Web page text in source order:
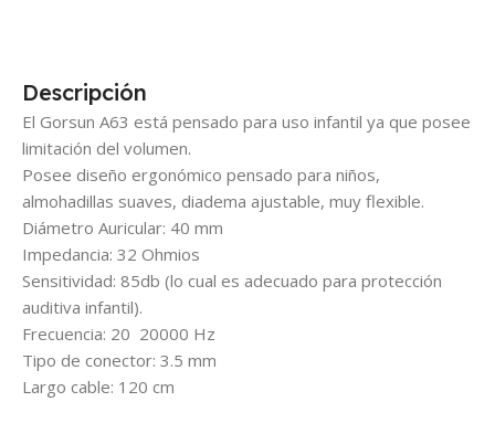
Descripción
El Gorsun A63 está pensado para uso infantil ya que posee
limitación del volumen.
Posee diseño ergonómico pensado para niños,
almohadillas suaves, diadema ajustable, muy flexible.
Diámetro Auricular: 40 mm
Impedancia: 32 Ohmios
Sensitividad: 85db (lo cual es adecuado para protección
auditiva infantil).
Frecuencia: 20  20000 Hz
Tipo de conector: 3.5 mm
Largo cable: 120 cm